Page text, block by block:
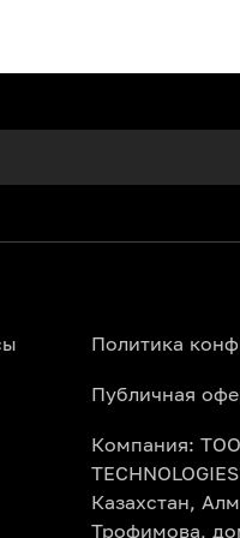
можно онлайн за
Наша умная
месяц сразу.
Политика
Публичная
Компания: ТОО
Казахстан,
Трофимова,